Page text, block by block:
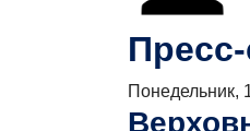
Понедельник,